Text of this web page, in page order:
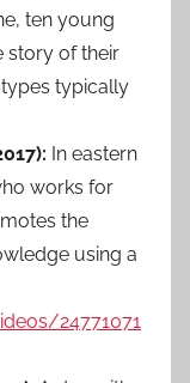
ten young
story of their
typically
In eastern
works for
the
using a
24771071